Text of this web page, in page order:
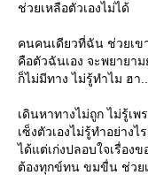
ช่วยเหลือตัวเองไม่ได้
คนคนเดียวที่ฉัน ช่วยเข
คือตัวฉันเอง จะพยายาม
ก็ไม่มีทาง ไม่รู้ทำไม ฮา...
เดินหาทางไม่ถูก ไม่รู้เพ
เซ็งตัวเองไม่รู้ทำอย่างไร
ได้แต่เก่งปลอบใจเรื่อง
ต้องทุกข์ทน ขมขื่น ช่วย